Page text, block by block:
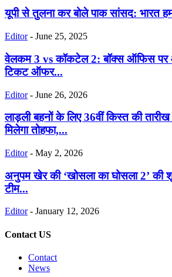
यूपी से तुलना कर बोले पाक सांसद: भारत
Editor - June 25, 2025
वेलकम 3 vs कॉकटेल 2: बॉक्स ऑफिस
टिकट ऑफर...
Editor - June 26, 2026
लाड़ली बहनों के लिए 36वीं किस्त की
मिलेगा तोहफा,...
Editor - May 2, 2026
अनुपम खेर की ‘खोसला का घोसला 2’ की
टीम...
Editor - January 12, 2026
Contact US
Contact
News